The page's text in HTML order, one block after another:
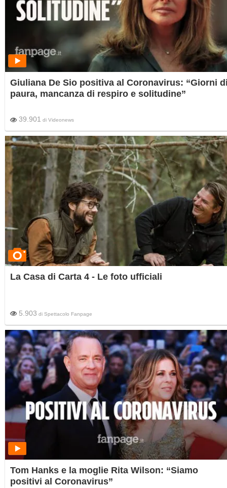
Giuliana De Sio positiva al Coronavirus: “Giorni
paura, mancanza di respiro e solitudine”
39.901 di Videonews
La Casa di Carta 4 - Le foto ufficiali
5.903 di Spettacolo Fanpage
Tom Hanks e la moglie Rita Wilson: “Siamo
positivi al Coronavirus”